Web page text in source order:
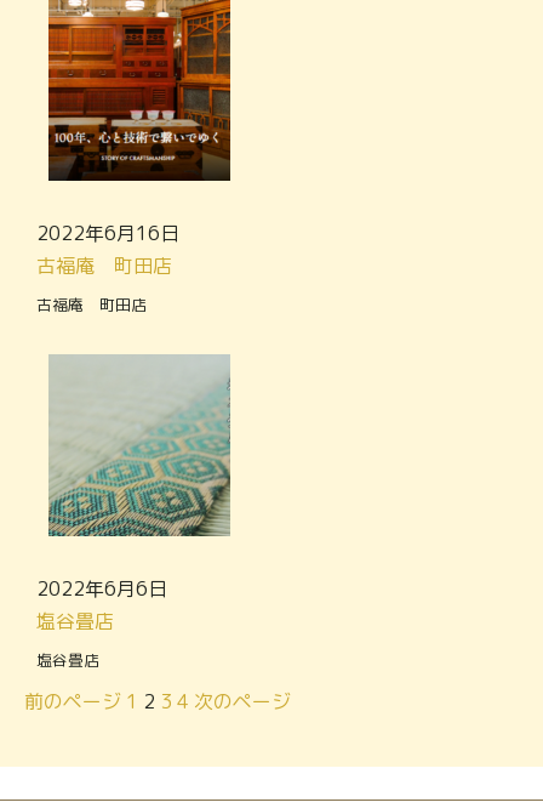
2022年6月16日
古福庵 町田店
古福庵 町田店
2022年6月6日
塩谷畳店
塩谷畳店
前のページ 1 2 3 4 次のページ